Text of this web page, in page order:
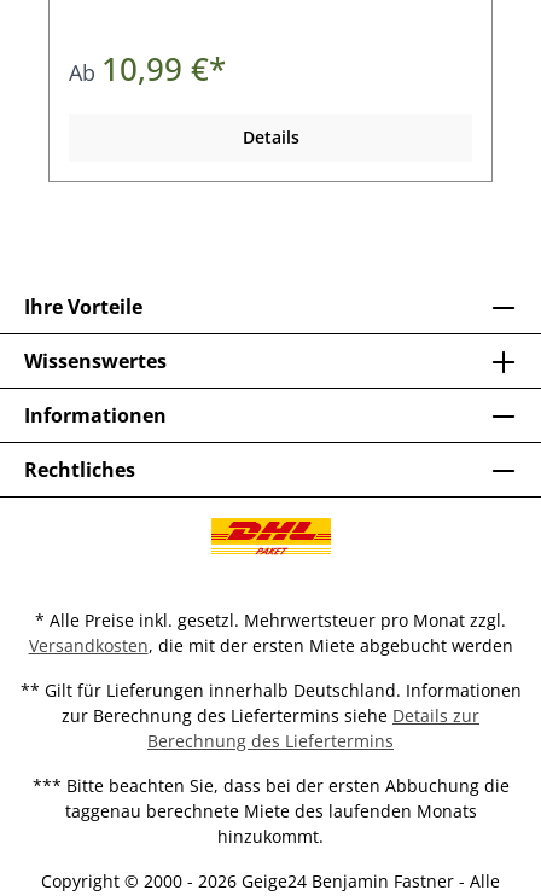
Ab 10,99 €*
Details
Informationen
Rechtliches
Wissenswertes
Ihre Vorteile
* Alle Preise inkl. gesetzl. Mehrwertsteuer pro Monat zzgl.
Versandkosten, die mit der ersten Miete abgebucht werden
** Gilt für Lieferungen innerhalb Deutschland. Informationen
zur Berechnung des Liefertermins siehe Details zur
Berechnung des Liefertermins
*** Bitte beachten Sie, dass bei der ersten Abbuchung die
taggenau berechnete Miete des laufenden Monats
hinzukommt.
Copyright © 2000 - 2026 Geige24 Benjamin Fastner - Alle